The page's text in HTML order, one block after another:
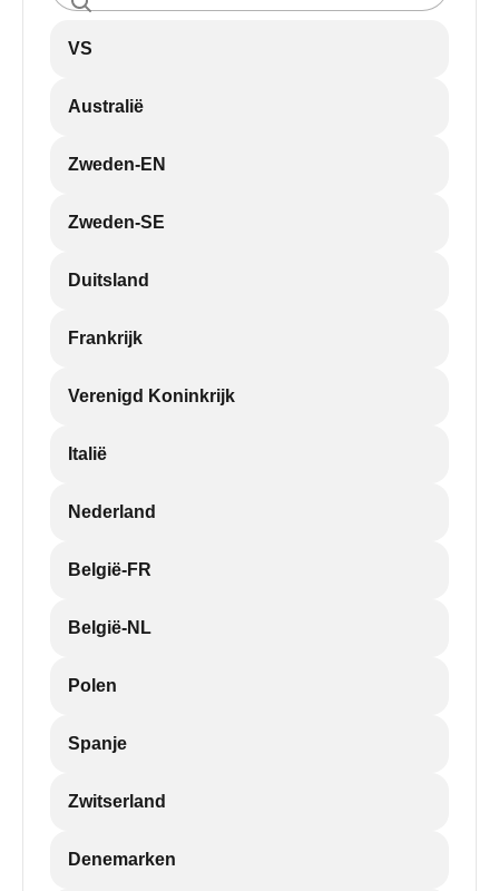
VS
Australië
Zweden-EN
Zweden-SE
Duitsland
Frankrijk
Verenigd Koninkrijk
Italië
Nederland
België-FR
België-NL
Polen
Spanje
Zwitserland
Denemarken